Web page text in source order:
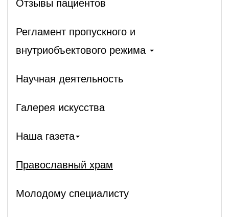
Отзывы пациентов
Регламент пропускного и
внутриобъектового режима
Научная деятельность
Галерея искусства
Наша газета
Православный храм
Молодому специалисту